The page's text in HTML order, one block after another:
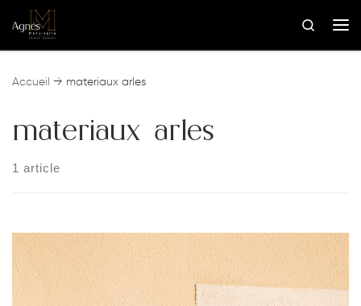
Skip to content
Search
Accueil → materiaux arles
materiaux arles
1 article